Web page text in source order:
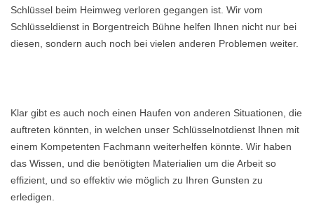
Schlüssel beim Heimweg verloren gegangen ist. Wir vom
Schlüsseldienst in Borgentreich Bühne helfen Ihnen nicht nur bei
diesen, sondern auch noch bei vielen anderen Problemen weiter.
Klar gibt es auch noch einen Haufen von anderen Situationen, die
auftreten könnten, in welchen unser Schlüsselnotdienst Ihnen mit
einem Kompetenten Fachmann weiterhelfen könnte. Wir haben
das Wissen, und die benötigten Materialien um die Arbeit so
effizient, und so effektiv wie möglich zu Ihren Gunsten zu
erledigen.